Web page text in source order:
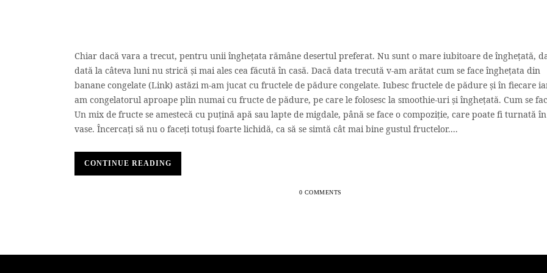
Chiar dacă vara a trecut, pentru unii înghețata rămâne desertul preferat. Nu sunt o mare iubitoare de înghețată,
dată la câteva luni nu strică și mai ales cea făcută în casă. Dacă data trecută v-am arătat cum se face înghețata din
banane congelate (Link) astăzi m-am jucat cu fructele de pădure congelate. Iubesc fructele de pădure și în fiecare
am congelatorul aproape plin numai cu fructe de pădure, pe care le folosesc la smoothie-uri și înghețată. Cum se
Un mix de fructe se amestecă cu puțină apă sau lapte de migdale, până se face o compoziție, care poate fi turnată în
vase. Încercați să nu o faceți totuși foarte lichidă, ca să se simtă cât mai bine gustul fructelor....
CONTINUE READING
0 COMMENTS